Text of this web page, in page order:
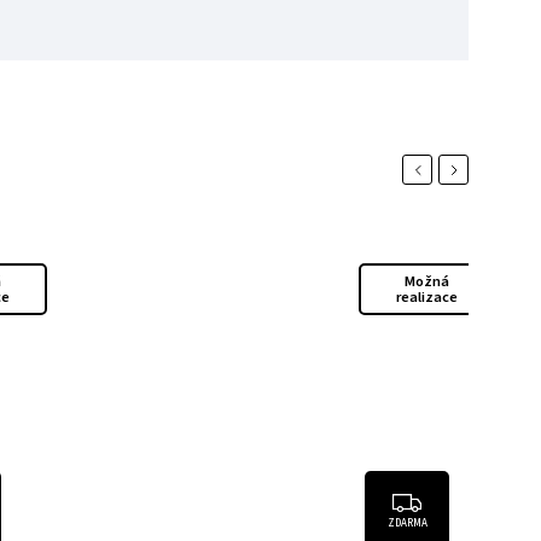
Previous
Možná
realizace
ZDARMA
Next